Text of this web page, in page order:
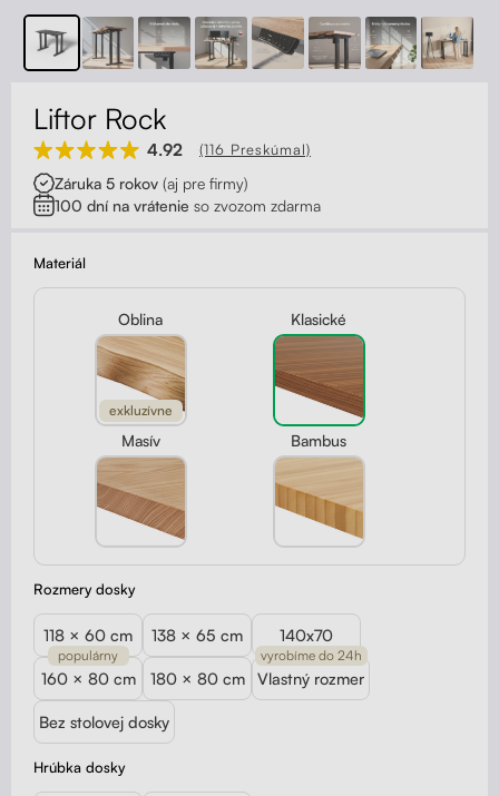
Kolieska
Stojany na monitor - Riser
Skrinky so zásuvkami a zásuvky
Akustické paravány
Opierky
Kontakt
Liftor Rock
4.92 (116 Preskúmal)
Záruka 5 rokov (aj pre firmy)
100 dní na vrátenie so zvozom zdarma
Materiál
Oblina
exkluzívne
Klasické
Masív Bambus
Hrúbka dosky
Rozmery dosky
118 × 60 cm 138 × 65 cm 140x70
160 × 80 cm
populárny
180 × 80 cm Vlastný rozmer
vyrobíme do 24h
Bez stolovej dosky